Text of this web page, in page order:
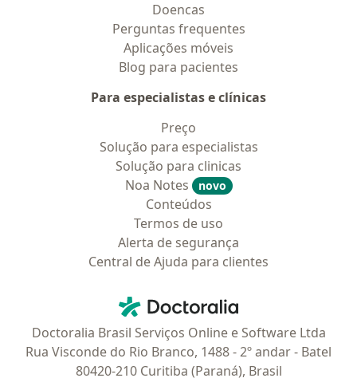
Doencas
Perguntas frequentes
Aplicações móveis
Blog para pacientes
Para especialistas e clínicas
Preço
Solução para especialistas
Solução para clinicas
Noa Notes
novo
Conteúdos
Termos de uso
Alerta de segurança
Central de Ajuda para clientes
Doctoralia - Homepage
Doctoralia Brasil Serviços Online e Software Ltda
Rua Visconde do Rio Branco, 1488 - 2º andar - Batel
80420-210 Curitiba (Paraná), Brasil